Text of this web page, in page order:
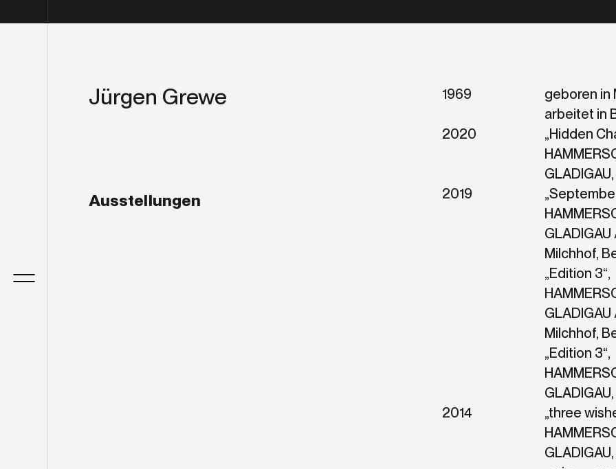
Jürgen Grewe 1969
geboren in
arbeitet in
Ausstellungen
2020
„Hidden
2019
GLADIGAU
Milchhof,
„Edition 3“,
GLADIGAU
Milchhof,
„Edition 3“,
2014
„three